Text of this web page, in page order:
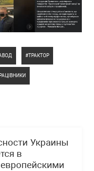
ТРАКТОР
Украины
в